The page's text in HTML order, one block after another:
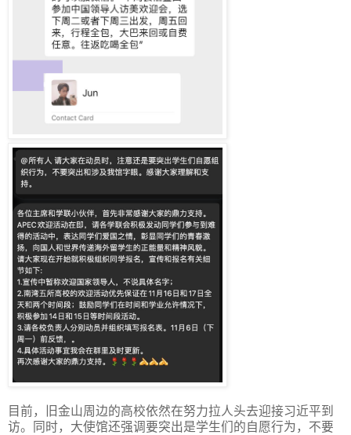
目前，旧金山周边的高校依然在努力拉人头去迎接习近平到
访。同时，大使馆还强调要突出是学生们的自愿行为，不要